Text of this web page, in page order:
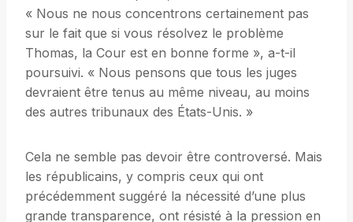
« Nous ne nous concentrons certainement pas
sur le fait que si vous résolvez le problème
Thomas, la Cour est en bonne forme », a-t-il
poursuivi. « Nous pensons que tous les juges
devraient être tenus au même niveau, au moins
des autres tribunaux des États-Unis. »
Cela ne semble pas devoir être controversé. Mais
les républicains, y compris ceux qui ont
précédemment suggéré la nécessité d’une plus
grande transparence, ont résisté à la pression en